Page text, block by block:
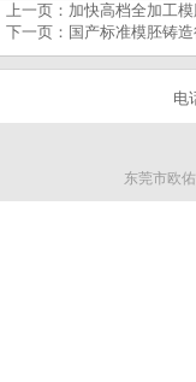
上一页： 加快高档全加工
下一页： 国产标准模胚铸
电
东莞市欧